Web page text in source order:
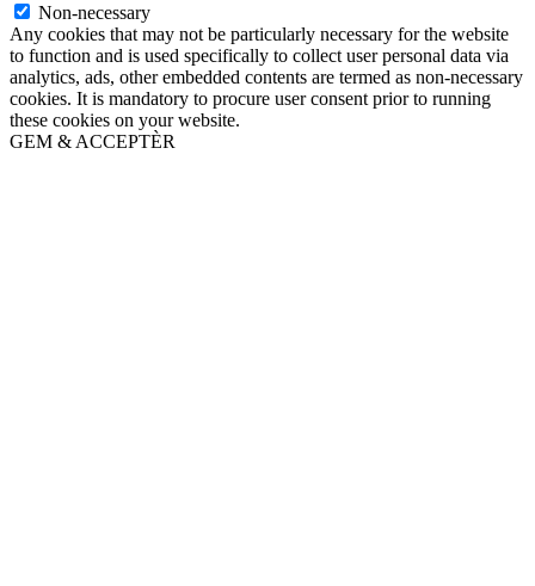
Non-necessary
Any cookies that may not be particularly necessary for the website
to function and is used specifically to collect user personal data via
analytics, ads, other embedded contents are termed as non-necessary
cookies. It is mandatory to procure user consent prior to running
these cookies on your website.
GEM & ACCEPTÈR